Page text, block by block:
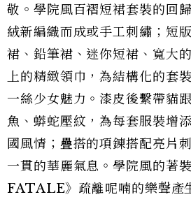
敬。學院風百褶短裙套裝的回
絨新編織而成或手工刺繡；短
裙、鉛筆裙、迷你短裙、寬大
上的精緻領巾，為結構化的套
一絲少女魅力。漆皮後繫帶貓
魚、蟒蛇壓紋，為每套服裝增
國風情；疊搭的項鍊搭配亮片
一貫的華麗氣息。學院風的著
FATALE》疏離呢喃的樂聲產